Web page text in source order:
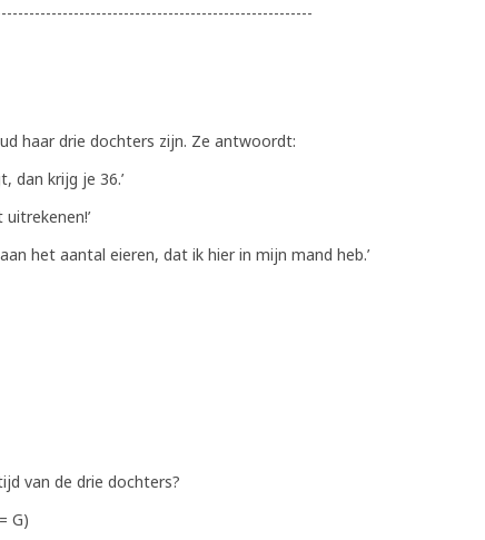
haar drie dochters zijn. Ze antwoordt:
dan krijg je 36.’
het aantal eieren, dat ik hier in mijn mand heb.’
van de drie dochters?
G)